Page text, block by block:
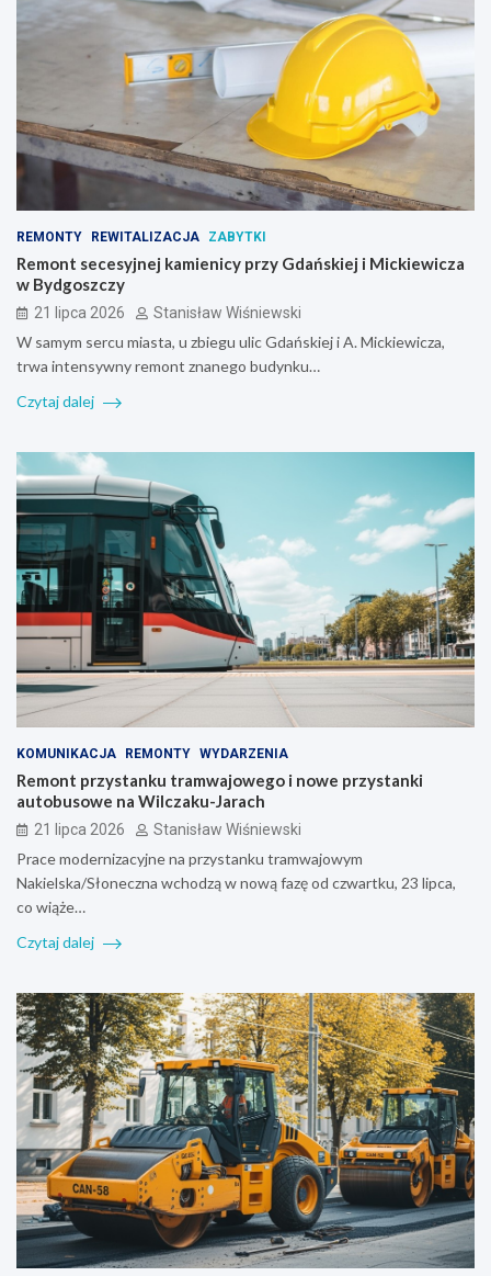
REMONTY REWITALIZACJA ZABYTKI
Remont secesyjnej kamienicy przy Gdańskiej i Mickiewicza
w Bydgoszczy
21 lipca 2026 Stanisław Wiśniewski
W samym sercu miasta, u zbiegu ulic Gdańskiej i A. Mickiewicza,
trwa intensywny remont znanego budynku…
Czytaj dalej
KOMUNIKACJA REMONTY WYDARZENIA
Remont przystanku tramwajowego i nowe przystanki
autobusowe na Wilczaku-Jarach
21 lipca 2026 Stanisław Wiśniewski
Prace modernizacyjne na przystanku tramwajowym
Nakielska/Słoneczna wchodzą w nową fazę od czwartku, 23 lipca,
co wiąże…
Czytaj dalej